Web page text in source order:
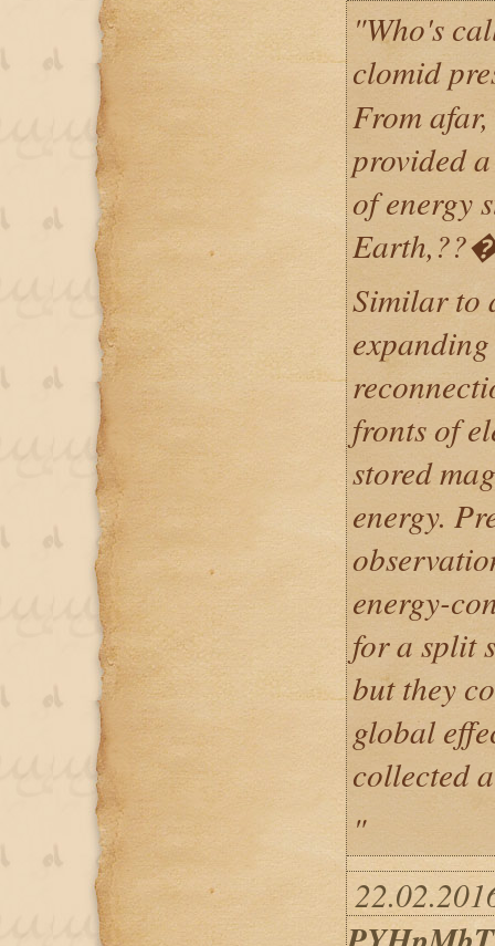
"Who's
clomid
From
provided
of energy
Similar to
fronts of
stored
energy.
energy-
for a split
but they
global
collected
"